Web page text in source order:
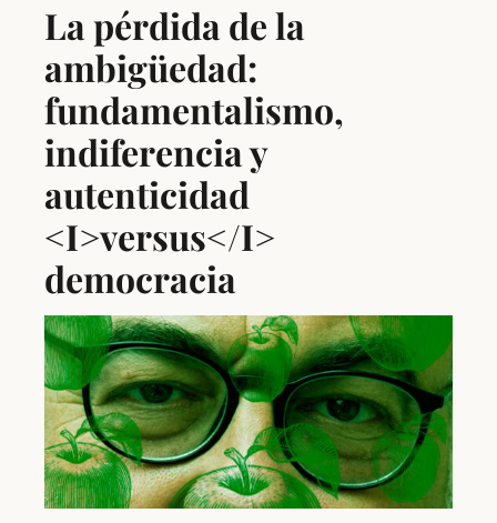
La pérdida de la
ambigüedad:
fundamentalismo,
indiferencia y
autenticidad
<I>versus</I>
democracia